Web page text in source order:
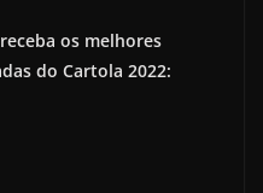
os melhores
do Cartola 2022: